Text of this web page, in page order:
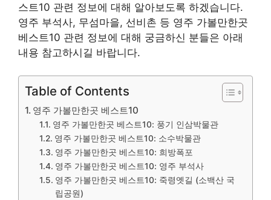
스트10 관련 정보에 대해 알아보도록 하겠습니다.
영주 부석사, 무섬마을, 선비촌 등 영주 가볼만한곳
베스트10 관련 정보에 대해 궁금하신 분들은 아래
내용 참고하시길 바랍니다.
Table of Contents
영주 가볼만한곳 베스트10
영주 가볼만한곳 베스트10: 풍기 인삼박물관
영주 가볼만한곳 베스트10: 소수박물관
영주 가볼만한곳 베스트10: 희방폭포
영주 가볼만한곳 베스트10: 영주 부석사
영주 가볼만한곳 베스트10: 죽령옛길 (소백산 국
립공원)